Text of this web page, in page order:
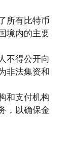
所有比特币
境内的主要
不得公开向
非法集资和
和支付机构
，以确保金